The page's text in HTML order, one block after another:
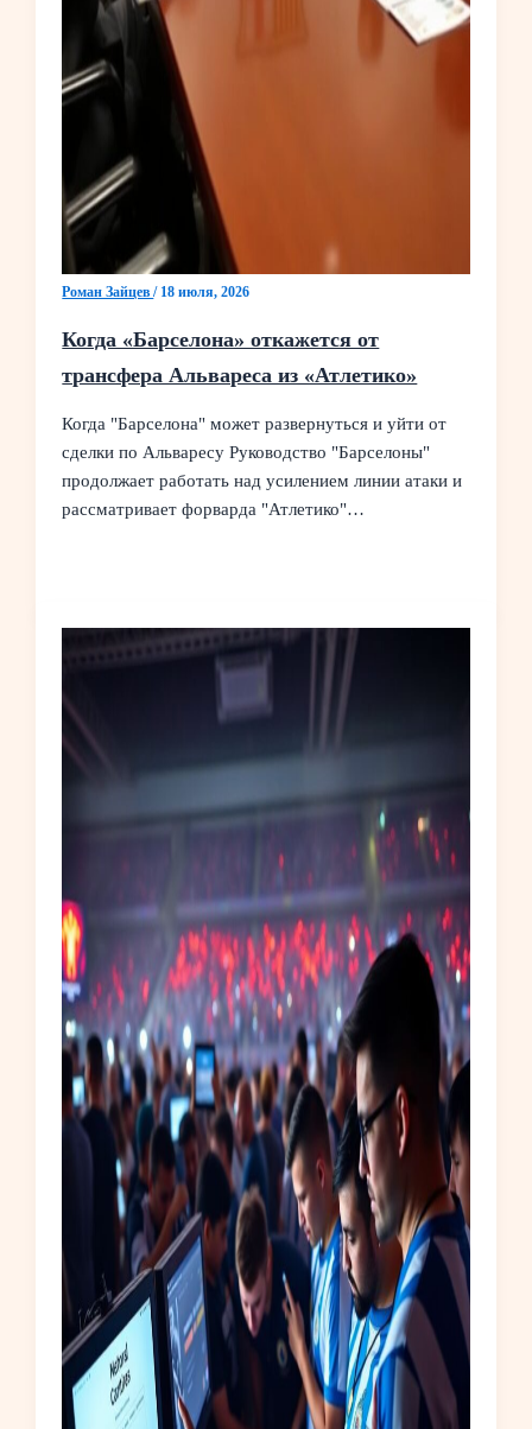
Роман Зайцев/ 18 июля, 2026
Когда «Барселона» откажется от
трансфера Альвареса из «Атлетико»
Когда "Барселона" может развернуться и уйти от
сделки по Альваресу Руководство "Барселоны"
продолжает работать над усилением линии атаки и
рассматривает форварда "Атлетико"…